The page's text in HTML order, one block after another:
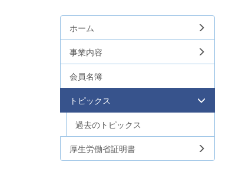
ホーム
事業内容
会員名簿
トピックス
過去のトピックス
厚生労働省証明書